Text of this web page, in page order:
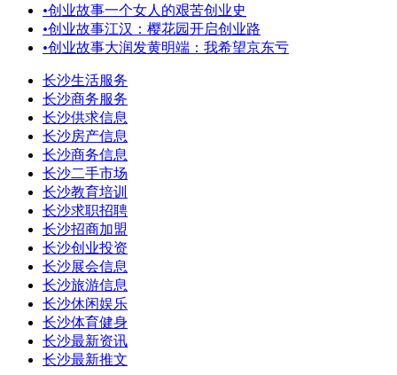
•创业故事一个女人的艰苦创业史
•创业故事江汉：樱花园开启创业路
•创业故事大润发黄明端：我希望京东亏
长沙生活服务
长沙商务服务
长沙供求信息
长沙房产信息
长沙商务信息
长沙二手市场
长沙教育培训
长沙求职招聘
长沙招商加盟
长沙创业投资
长沙展会信息
长沙旅游信息
长沙休闲娱乐
长沙体育健身
长沙最新资讯
长沙最新推文